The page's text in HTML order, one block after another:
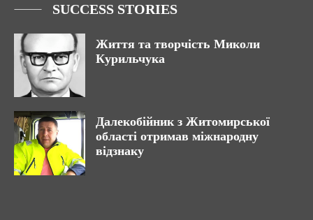
SUCCESS STORIES
Життя та творчість Миколи
Курильчука
Далекобійник з Житомирської
області отримав міжнародну
відзнаку